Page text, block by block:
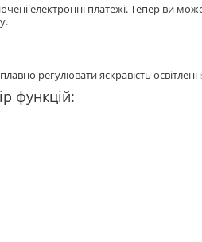
електронні платежі. Тепер ви
регулювати яскравість
функцій: